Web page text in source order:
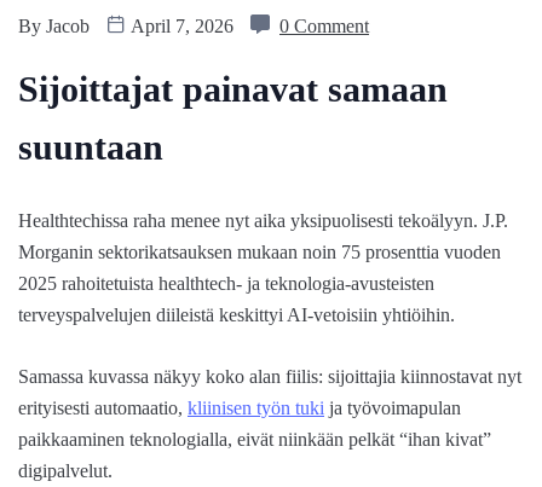
By Jacob April 7, 2026 0 Comment
Sijoittajat painavat samaan
suuntaan
Healthtechissa raha menee nyt aika yksipuolisesti tekoälyyn. J.P.
Morganin sektorikatsauksen mukaan noin 75 prosenttia vuoden
2025 rahoitetuista healthtech- ja teknologia-avusteisten
terveyspalvelujen diileistä keskittyi AI-vetoisiin yhtiöihin.
Samassa kuvassa näkyy koko alan fiilis: sijoittajia kiinnostavat nyt
erityisesti automaatio, kliinisen työn tuki ja työvoimapulan
paikkaaminen teknologialla, eivät niinkään pelkät “ihan kivat”
digipalvelut.